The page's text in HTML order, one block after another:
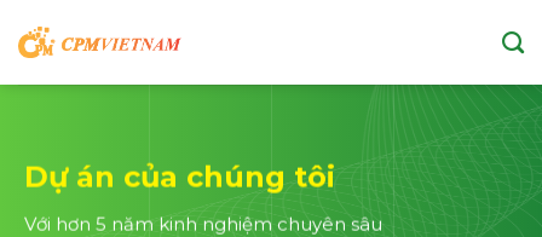
to
Dự án của chúng tôi
Với hơn 5 năm kinh nghiệm chuyên sâu